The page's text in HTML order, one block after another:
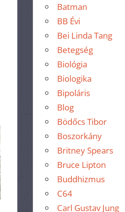
Batman
BB Évi
Bei Linda Tang
Betegség
Biológia
Biologika
Bipoláris
Blog
Bödőcs Tibor
Boszorkány
Britney Spears
Bruce Lipton
Buddhizmus
C64
Carl Gustav Jung